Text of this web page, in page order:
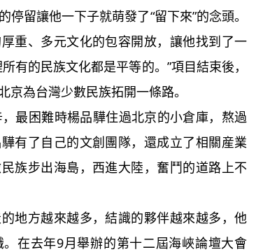
留讓他一下子就萌發了“留下來”的念頭。
重、多元文化的包容開放，讓他找到了一
有的民族文化都是平等的。”項目結束後，
為台灣少數民族拓開一條路。
困難時楊品驊住過北京的小倉庫，熬過
有了自己的文創團隊，還成立了相關産業
族步出海島，西進大陸，奮鬥的道路上不
方越來越多，結識的夥伴越來越多，他
在去年9月舉辦的第十二屆海峽論壇大會